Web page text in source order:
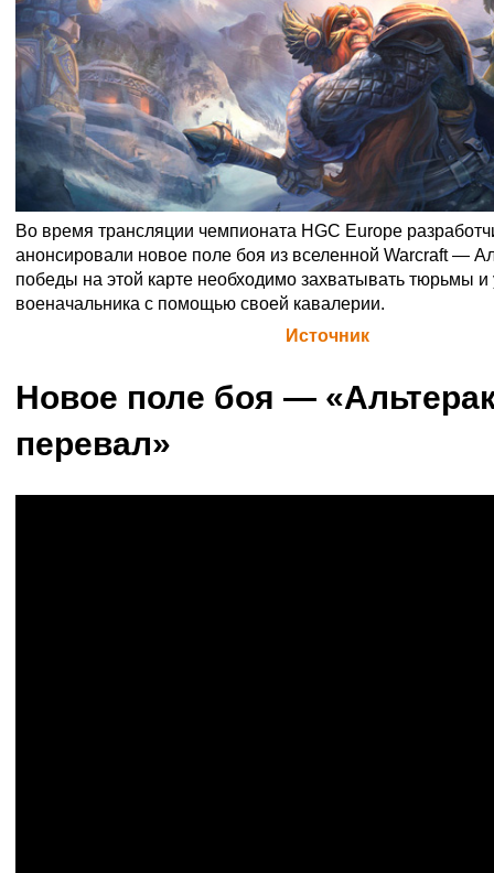
Во время трансляции чемпионата HGC Europe
анонсировали новое поле боя из вселенной Warcraft —
победы на этой карте необходимо захватывать тюрьмы и
военачальника с помощью своей кавалерии.
Источник
Новое поле боя —
перевал»